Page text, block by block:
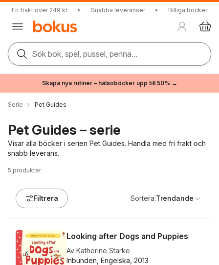
Fri frakt över 249 kr • Snabba leveranser • Billiga böcker
Sök bok, spel, pussel, penna...
Skapa nya rutiner – hälsoböcker upp till 50% →
Serie Pet Guides
Pet Guides – serie
Visar alla böcker i serien Pet Guides. Handla med fri frakt och
snabb leverans.
5 produkter
Filtrera Sortera:Trendande
Looking after Dogs and Puppies
Av Katherine Starke
Inbunden, Engelska, 2013